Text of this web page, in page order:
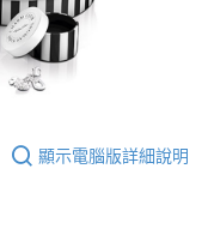
顯示電腦版詳細說明